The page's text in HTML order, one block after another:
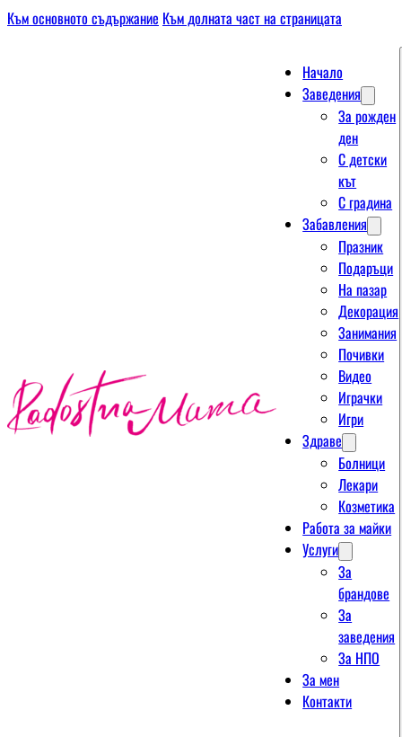
Към основното съдържание Към долната част на страницата
Начало
Заведения
За рожден
ден
С детски
кът
С градина
Забавления
Празник
Подаръци
На пазар
Декорация
Занимания
Почивки
Видео
Играчки
Игри
Здраве
Болници
Лекари
Козметика
Работа за майки
Услуги
За
брандове
За
заведения
За НПО
За мен
Контакти